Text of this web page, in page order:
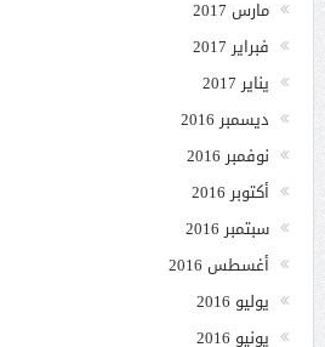
مارس 2017
فبراير 2017
يناير 2017
ديسمبر 2016
نوفمبر 2016
أكتوبر 2016
سبتمبر 2016
أغسطس 2016
يوليو 2016
يونيو 2016